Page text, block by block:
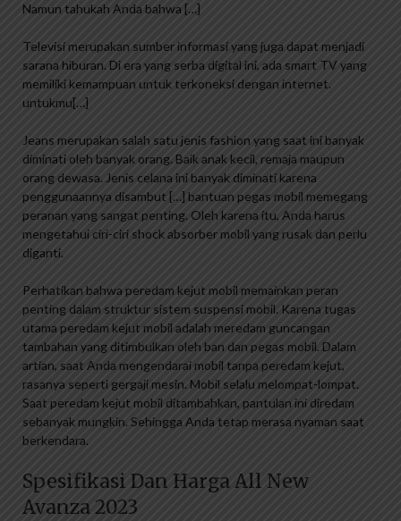
Namun tahukah Anda bahwa […]
Televisi merupakan sumber informasi yang juga dapat menjadi
sarana hiburan. Di era yang serba digital ini, ada smart TV yang
memiliki kemampuan untuk terkoneksi dengan internet.
untukmu[…]
Jeans merupakan salah satu jenis fashion yang saat ini banyak
diminati oleh banyak orang. Baik anak kecil, remaja maupun
orang dewasa. Jenis celana ini banyak diminati karena
penggunaannya disambut […] bantuan pegas mobil memegang
peranan yang sangat penting. Oleh karena itu, Anda harus
mengetahui ciri-ciri shock absorber mobil yang rusak dan perlu
diganti.
Perhatikan bahwa peredam kejut mobil memainkan peran
penting dalam struktur sistem suspensi mobil. Karena tugas
utama peredam kejut mobil adalah meredam guncangan
tambahan yang ditimbulkan oleh ban dan pegas mobil. Dalam
artian, saat Anda mengendarai mobil tanpa peredam kejut,
rasanya seperti gergaji mesin. Mobil selalu melompat-lompat.
Saat peredam kejut mobil ditambahkan, pantulan ini diredam
sebanyak mungkin. Sehingga Anda tetap merasa nyaman saat
berkendara.
Spesifikasi Dan Harga All New
Avanza 2023